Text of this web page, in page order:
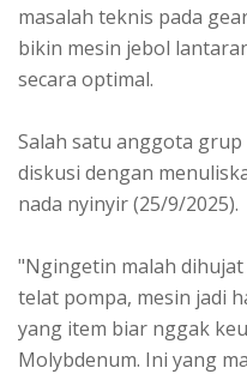
masalah teknis pada
bikin mesin jebol
secara optimal.
Salah satu anggota
diskusi dengan
nada nyinyir (25/9/2025).
"Ngingetin malah dihujat
telat pompa, mesin jadi
yang item biar nggak
Molybdenum. Ini yang